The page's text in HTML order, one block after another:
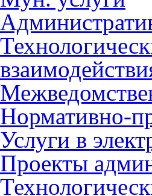
Нормативно-
Услуги в
Проекты